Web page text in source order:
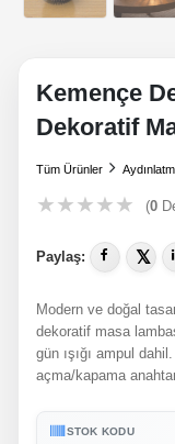
Kemençe
Dekoratif
Tüm Ürünler
★★★★★ (0
Paylaş: 𝕏
Modern ve doğal
dekoratif masa
gün ışığı ampul
açma/kapama
STOK KODU